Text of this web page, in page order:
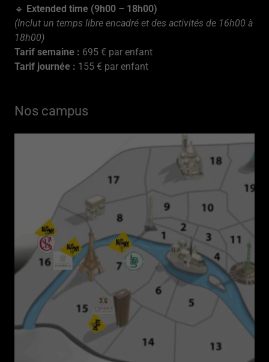
🔹 Extended time (9h00 – 18h00)
(Inclut un temps libre encadré et des activités de 16h00 à
18h00)
Tarif semaine : 695 € par enfant
Tarif journée : 155 € par enfant
Nos campus